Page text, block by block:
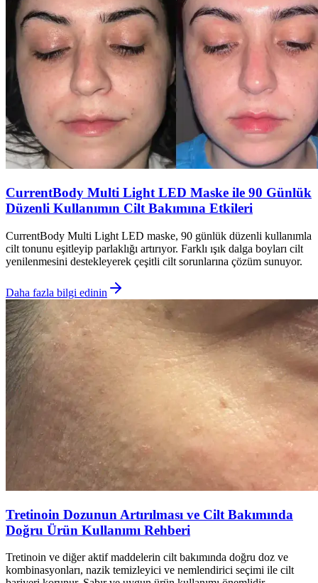
CurrentBody Multi Light LED Maske ile 90 Günlük
Düzenli Kullanımın Cilt Bakımına Etkileri
CurrentBody Multi Light LED maske, 90 günlük düzenli kullanımla
cilt tonunu eşitleyip parlaklığı artırıyor. Farklı ışık dalga boyları cilt
yenilenmesini destekleyerek çeşitli cilt sorunlarına çözüm sunuyor.
Daha fazla bilgi edinin
Tretinoin Dozunun Artırılması ve Cilt Bakımında
Doğru Ürün Kullanımı Rehberi
Tretinoin ve diğer aktif maddelerin cilt bakımında doğru doz ve
kombinasyonları, nazik temizleyici ve nemlendirici seçimi ile cilt